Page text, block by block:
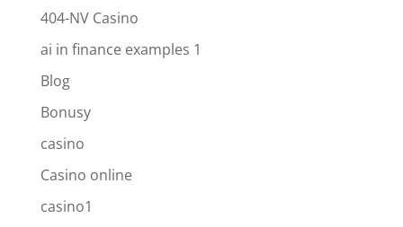
404-NV Casino
ai in finance examples 1
Blog
Bonusy
casino
Casino online
casino1